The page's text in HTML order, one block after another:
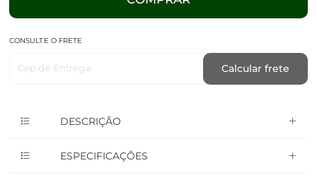
CONSULTE O FRETE
Cep de Entrega Calcular frete
DESCRIÇÃO
ESPECIFICAÇÕES